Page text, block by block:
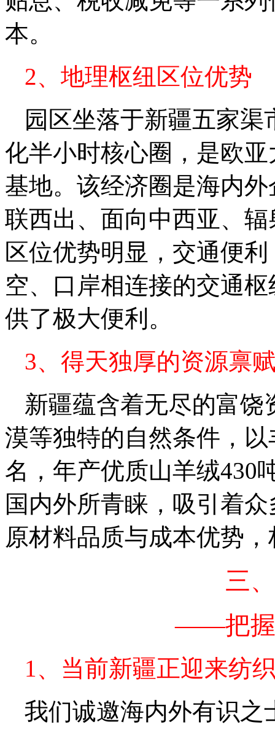
本。
2、地理枢纽区位优势
园区坐落于新疆五家
化半小时核心圈，是欧
基地。该经济圈是海内
联西出、面向中西亚、
区位优势明显，交通便
空、口岸相连接的交通
供了极大便利。
3、得天独厚的资源禀
新疆蕴含着无尽的富
漠等独特的自然条件，
名，年产优质山羊绒430
国内外所青睐，吸引着
原材料品质与成本优势
三
——把握
1、当前新疆正迎来纺
我们诚邀海内外有识之